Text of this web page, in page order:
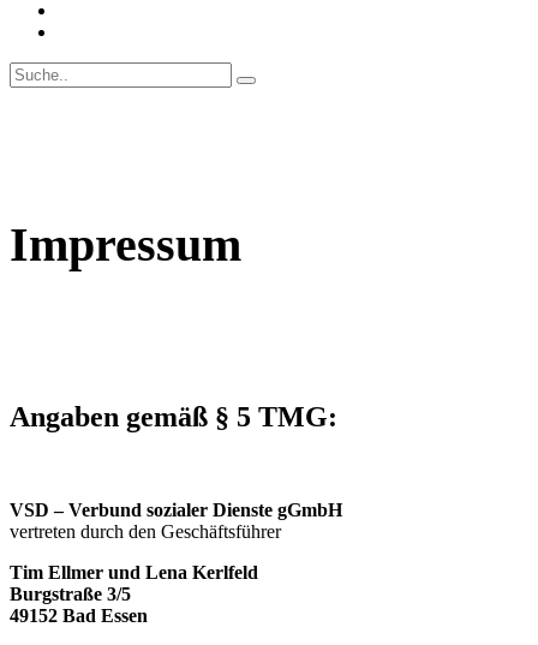
Impressum
Angaben gemäß § 5 TMG:
VSD – Verbund sozialer Dienste gGmbH
vertreten durch den Geschäftsführer
Tim Ellmer und Lena Kerlfeld
Burgstraße 3/5
49152 Bad Essen